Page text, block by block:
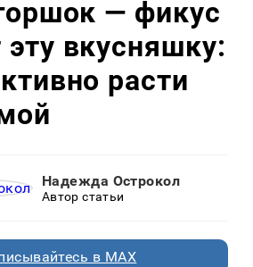
— фикус
вкусняшку:
расти
Надежда Острокол
Автор статьи
в MAX